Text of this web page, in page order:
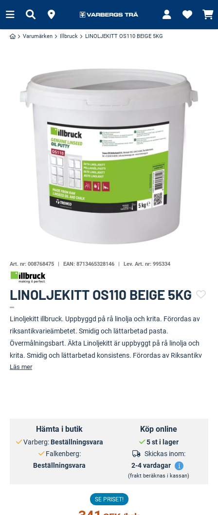
Varumärken Illbruck LINOLJEKITT OS110 BEIGE 5KG
Art. nr: 008768475 EAN: 8713465328146 Lev. Art. nr: 995334
LINOLJEKITT OS110 BEIGE 5KG
Linoljekitt illbruck. Uppbyggd på rå linolja och krita. Förordas av
riksantikvarieämbetet. Smidig och lättarbetad pasta.
Övermålningsbart. Äkta Linoljekitt är uppbyggt på rå linolja och
krita. Smidig och lättarbetad konsistens. Förordas av Riksantikv
Läs mer
Hämta i butik
Varberg: Beställningsvara
Falkenberg:
Beställningsvara
Köp online
5 st i lager
Skickas inom:
2-4 vardagar
(frakt beräknas i kassan)
SE PRISET!